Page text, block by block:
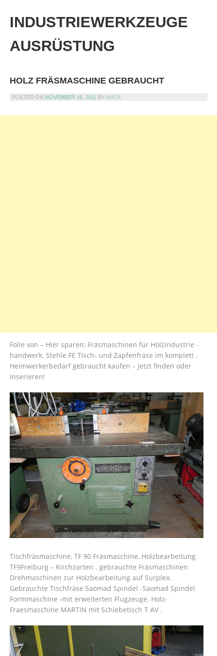
content
INDUSTRIEWERKZEUGE
AUSRÜSTUNG
HOLZ FRÄSMASCHINE GEBRAUCHT
POSTED ON NOVEMBER 16, 2011 BYANITA
Folie von – Hier sparen: Fräsmaschinen für Holzindustrie -
handwerk. Stehle FE Tisch- und Zapfenfräse im komplett .
Heimwerkerbedarf gebraucht kaufen – Jetzt finden oder
inserieren!
Tischfräsmaschine, TF 90 Fräsmaschine, Holzbearbeitung
TF9Freiburg – Kirchzarten . gebrauchte Fräsmaschinen
Drehmaschinen zur Holzbearbeitung auf Surplex.
Gebrauchte Tischfräse Saomad Spindel -Saomad Spindel
Formmaschine -mit erweiterten Flugzeuge. Holz-
Fraesmaschine MARTIN mit Schiebetisch T AV .